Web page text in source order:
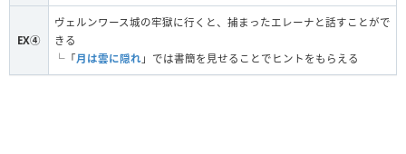
EX④
ヴェルンワース城の牢獄に行くと、捕まったエレーナと話すことがで
きる
└「月は雲に隠れ 」では書簡を見せることでヒントをもらえる